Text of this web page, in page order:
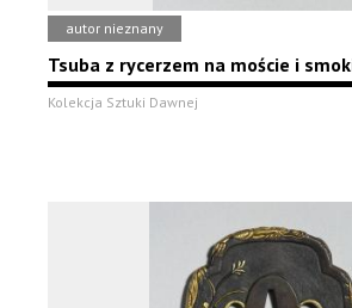
autor nieznany
Tsuba z rycerzem na moście i
Kolekcja Sztuki Dawnej